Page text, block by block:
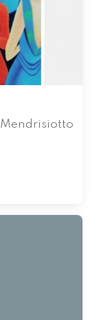
Mendrisiotto